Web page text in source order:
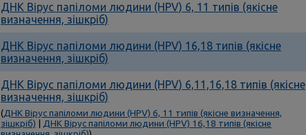
ДНК Вірус папіломи людини (HPV) 6, 11 типів (якісне
визначення, зішкріб)
ДНК Вірус папіломи людини (HPV) 16,18 типів (якісне
визначення, зішкріб)
ДНК Вірус папіломи людини (HPV) 6,11,16,18 типів (якісне
визначення, зішкріб)
(ДНК Вірус папіломи людини (HPV) 6, 11 типів (якісне визначення,
зішкріб)
ДНК Вірус папіломи людини (HPV) 16,18 типів (якісне